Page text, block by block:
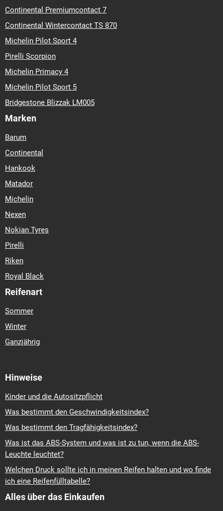
Continental Premiumcontact 7
Continental Wintercontact TS 870
Michelin Pilot Sport 4
Pirelli Scorpion
Michelin Primacy 4
Michelin Pilot Sport 5
Bridgestone Blizzak LM005
Marken
Barum
Continental
Hankook
Matador
Michelin
Nexen
Nokian Tyres
Pirelli
Riken
Royal Black
Reifenart
Sommer
Winter
Ganzjährig
Hinweise
Kinder und die Autositzpflicht
Was bestimmt den Geschwindigkeitsindex?
Was bestimmt den Tragfähigkeitsindex?
Was ist das ABS-System und was ist zu tun, wenn die ABS-
Leuchte leuchtet?
Welchen Druck sollte ich in meinen Reifen halten und wo finde
ich eine Reifenfülltabelle?
Alles über das Einkaufen